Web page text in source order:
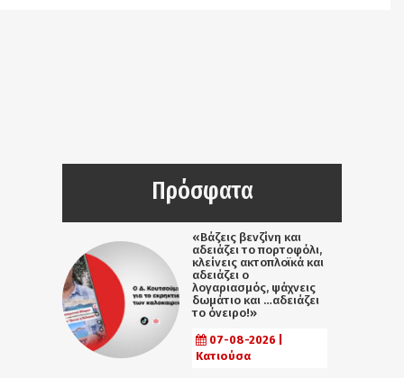
Πρόσφατα
«Βάζεις βενζίνη και
αδειάζει το πορτοφόλι,
κλείνεις ακτοπλοϊκά και
αδειάζει ο
λογαριασμός, ψάχνεις
δωμάτιο και …αδειάζει
το όνειρο!»
07-08-2026 |
Κατιούσα